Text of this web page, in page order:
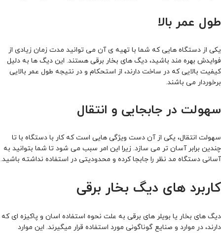
طول عمر بالا
یکی از دستگاه هایی که شما با تهیه ی آن می توانید مدت زمان زیادی از
فوایدش بهره مند باشید، دیگ های بخار برقی هستند. این دیگ ها به دلیل
کیفیت بالایی که در ساخت دارند، از استحکام و در نتیجه طول عمر بالایی
برخوردار می باشند.
سهولت در جابجایی و انتقال
سهولت انتقال، یکی از آن دست ویژگی هایی است که کار با دستگاه با تا
چندین برابر آسان تر می سازد. زیرا این امر سبب می شود تا شما بتوانید به
آسانی دستگاه مد نظر را جابجا کرده و محدودیتی در استفاده نداشته باشید.
کاربرد های دیگ بخار برقی
دیگ های بخار یا بویلر های برقی به علت نحوه استفاده اسان و پاکیزه ای که
دارند، در موارد و صنایع گوناگونی مورد استفاده قرار میگیرند. این موارد